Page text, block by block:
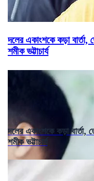
দলের একাংশকে কড়া
শমীক ভট্টাচার্য
দলের একাংশকে কড়া বার্তা,
শমীক ভট্টাচার্য